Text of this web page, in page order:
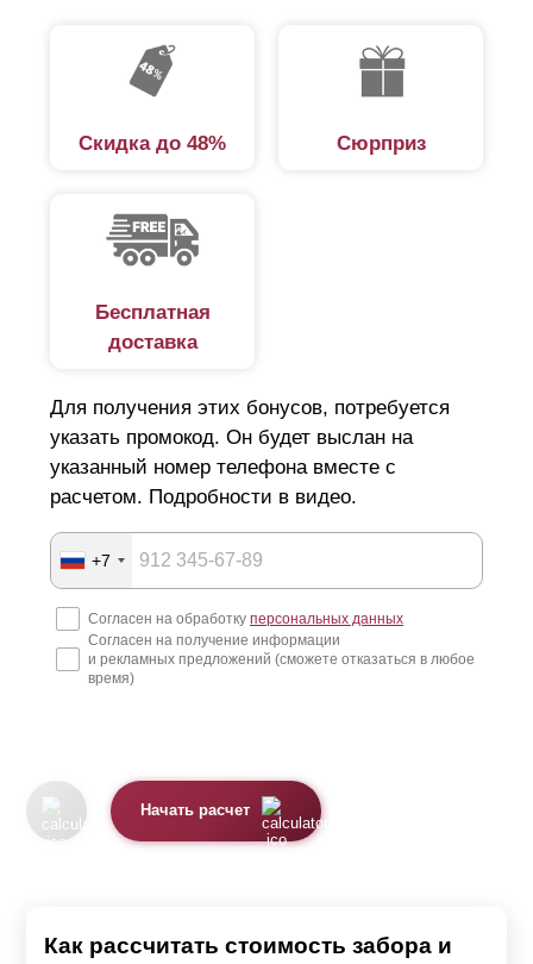
Скидка до 48% Сюрприз
Бесплатная
доставка
Для получения этих бонусов, потребуется
указать промокод. Он будет выслан на
указанный номер телефона вместе с
расчетом. Подробности в видео.
+7
Согласен на обработку персональных данных
Согласен на получение информации
и рекламных предложений (сможете отказаться в любое
время)
Начать расчет
Как рассчитать стоимость забора и